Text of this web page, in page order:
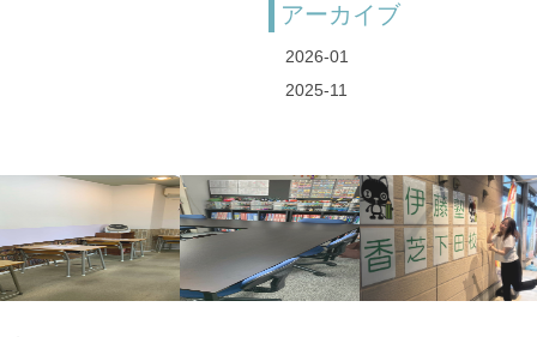
アーカイブ
2026-01
2025-11